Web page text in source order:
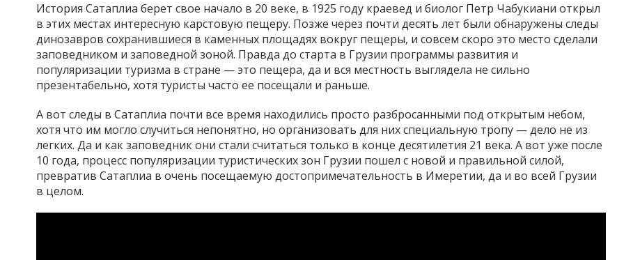
История Сатаплиа берет свое начало в 20 веке, в 1925 году краевед и биолог Петр Чабукиани открыл
в этих местах интересную карстовую пещеру. Позже через почти десять лет были обнаружены следы
динозавров сохранившиеся в каменных площадях вокруг пещеры, и совсем скоро это место сделали
заповедником и заповедной зоной. Правда до старта в Грузии программы развития и
популяризации туризма в стране — это пещера, да и вся местность выглядела не сильно
презентабельно, хотя туристы часто ее посещали и раньше.
А вот следы в Сатаплиа почти все время находились просто разбросанными под открытым небом,
хотя что им могло случиться непонятно, но организовать для них специальную тропу — дело не из
легких. Да и как заповедник они стали считаться только в конце десятилетия 21 века. А вот уже после
10 года, процесс популяризации туристических зон Грузии пошел с новой и правильной силой,
превратив Сатаплиа в очень посещаемую достопримечательность в Имеретии, да и во всей Грузии
в целом.